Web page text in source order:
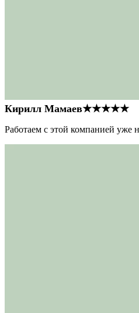
Кирилл Мамаев★★★★★
Работаем с этой компанией уже